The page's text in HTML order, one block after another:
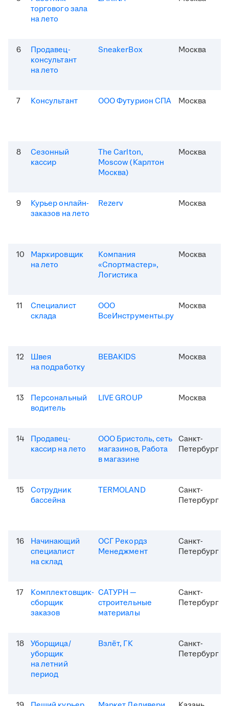
торгового зала
на лето
6
Продавец-
консультант
на лето
SneakerBox Москва
7 Консультант ООО Футурион СПА Москва
8
Сезонный
кассир
The Carlton,
Moscow (Карлтон
Москва)
Москва
9
Курьер онлайн-
заказов на лето
Rezerv Москва
10
Маркировщик
на лето
Компания
«Спортмастер»,
Логистика
Москва
11
Специалист
склада
ООО
ВсеИнструменты.ру
Москва
12
Швея
на подработку
BEBAKIDS Москва
13
Персональный
водитель
LIVE GROUP Москва
14
Продавец-
кассир на лето
ООО Бристоль, сеть
магазинов, Работа
в магазине
Санкт-
Петербург
15
Сотрудник
бассейна
TERMOLAND
Санкт-
Петербург
16
Начинающий
специалист
на склад
ОСГ Рекордз
Менеджмент
Санкт-
Петербург
17
Комплектовщик-
сборщик
заказов
САТУРН —
строительные
материалы
Санкт-
Петербург
18
Уборщица/
уборщик
на летний
период
Взлёт, ГК
Санкт-
Петербург